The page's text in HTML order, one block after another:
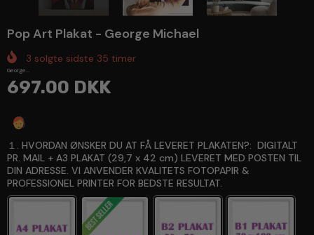
Pop Art Plakat - George Michael
3 solgte sidste 35 timer
George...
697.00 DKK
１. HVORDAN ØNSKER DU AT FÅ LEVERET PLAKATEN?: DIGITALT
PR. MAIL + A3 PLAKAT (29,7 x 42 cm) LEVERET MED POSTEN TIL
DIN ADRESSE. VI ANVENDER KVALITETS FOTOPAPIR &
PROFESSIONEL PRINTER FOR BEDSTE RESULTAT.